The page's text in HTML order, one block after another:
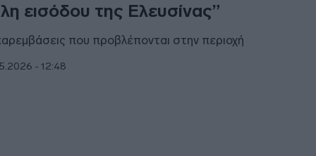
εισόδου της Ελευσίνας”
που προβλέπονται στην περιοχή
- 12:48